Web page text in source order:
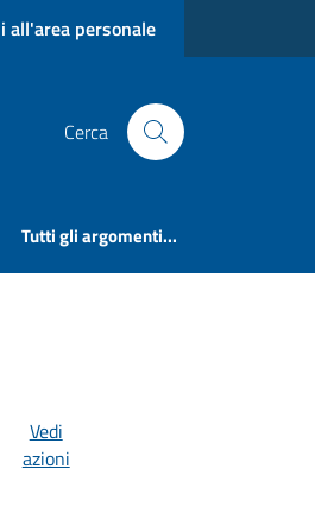
all'area personale
Cerca
Tutti gli argomenti...
Vedi
azioni